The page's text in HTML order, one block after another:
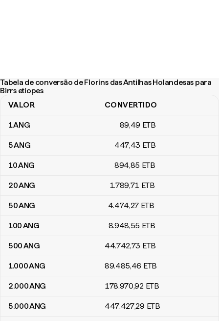
Tabela de conversão de Florins das Antilhas Holandesas para
Birrs etíopes
Tabela de conversão de Florins das Antilhas Holandesas para
VALOR CONVERTIDO
1ANG 89,49 ETB
5ANG 447,43 ETB
10ANG 894,85 ETB
20ANG 1.789,71 ETB
50ANG 4.474,27 ETB
100ANG 8.948,55 ETB
500ANG 44.742,73 ETB
1.000ANG 89.485,46 ETB
2.000ANG 178.970,92 ETB
5.000ANG 447.427,29 ETB